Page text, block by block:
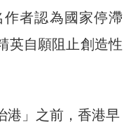
者認為國家停滯
英自願阻止創造性
港」之前，香港早